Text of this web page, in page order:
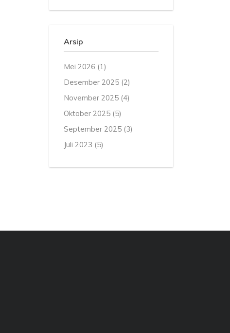
Arsip
Mei 2026 (1)
Desember 2025 (2)
November 2025 (4)
Oktober 2025 (5)
September 2025 (3)
Juli 2023 (5)